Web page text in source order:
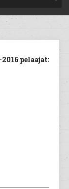
pelaajat: